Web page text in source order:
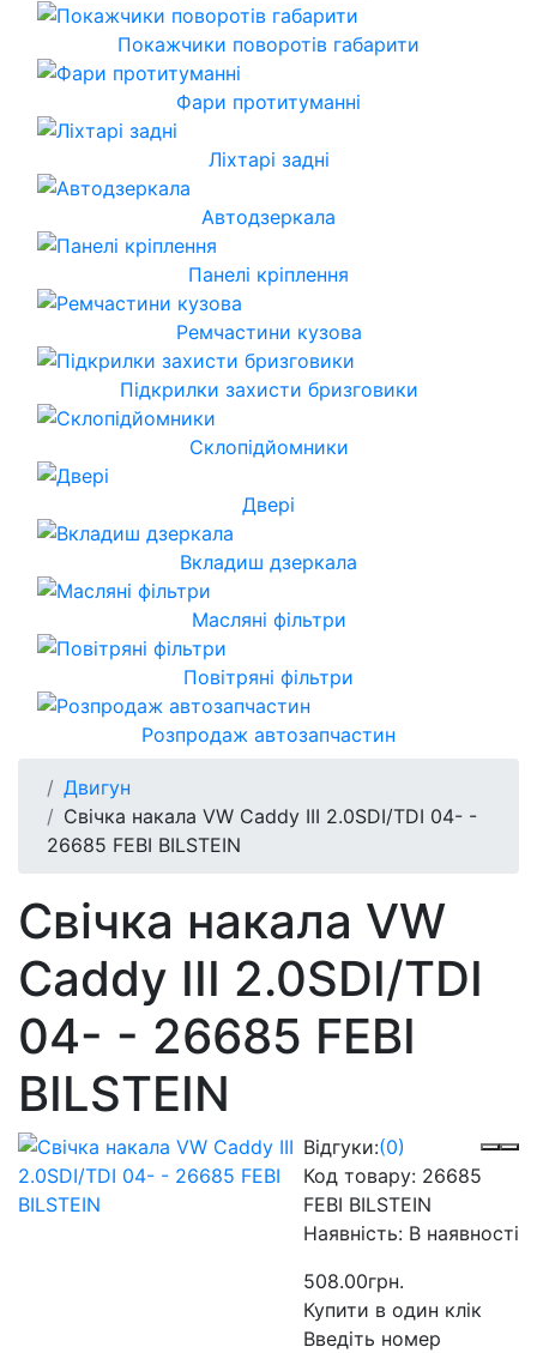
Покажчики поворотів габарити
Фари протитуманні
Ліхтарі задні
Автодзеркала
Панелі кріплення
Ремчастини кузова
Підкрилки захисти бризговики
Склопідйомники
Двері
Вкладиш дзеркала
Масляні фільтри
Повітряні фільтри
Розпродаж автозапчастин
Двигун
Свічка накала VW Caddy III 2.0SDI/TDI 04- -
26685 FEBI BILSTEIN
Свічка накала VW
Caddy III 2.0SDI/TDI
04- - 26685 FEBI
BILSTEIN
Відгуки:(0)
Код товару: 26685
FEBI BILSTEIN
Наявність: В наявності
508.00грн.
Купити в один клік
Введіть номер